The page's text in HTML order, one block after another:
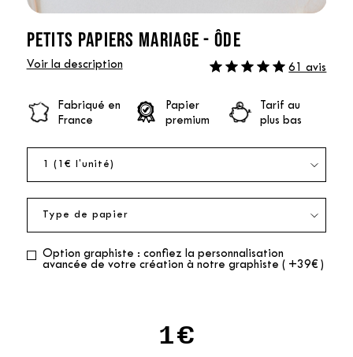
PETITS PAPIERS MARIAGE - ÔDE
Voir la description 61 avis
Fabriqué en
France
Papier
premium
Tarif au
plus bas
Option graphiste : confiez la personnalisation
avancée de votre création à notre graphiste ( +39€ )
1€